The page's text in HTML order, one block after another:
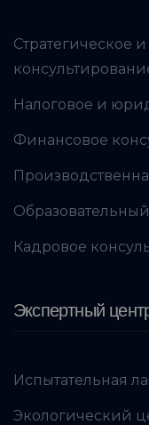
Стратегическое
Налоговое и
Финансовое
Кадровое
Экспертный
Испытательная
Экологический